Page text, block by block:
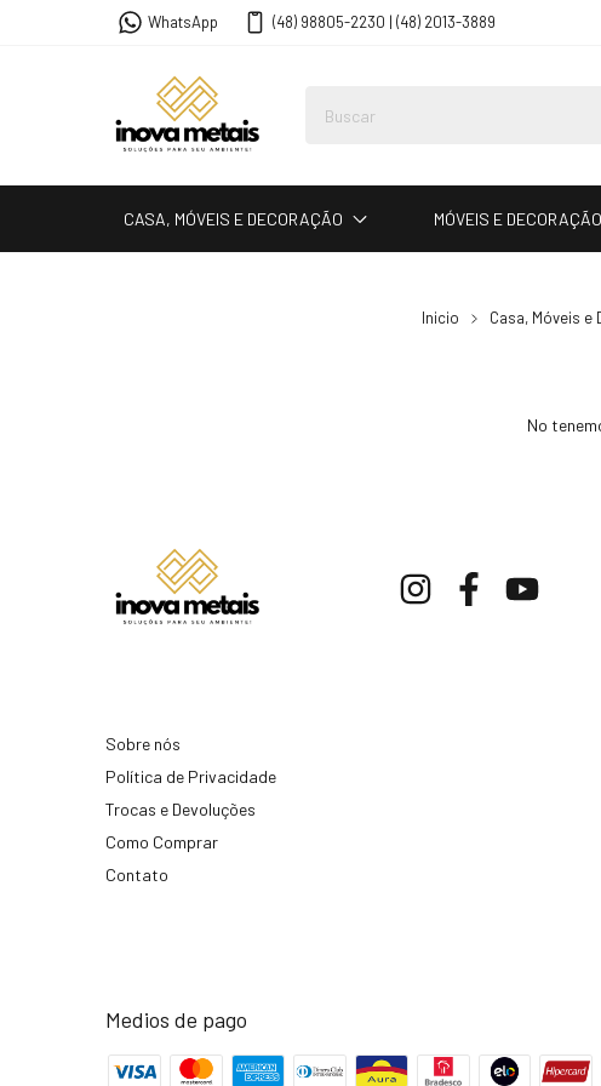
WhatsApp (48) 98805-2230 | (48) 2013-3889
CASA, MÓVEIS E DECORAÇÃO MÓVEIS E DECORAÇÃO
Inicio Casa, Móveis e
No
Sobre nós
Política de Privacidade
Trocas e Devoluções
Como Comprar
Contato
Medios de pago